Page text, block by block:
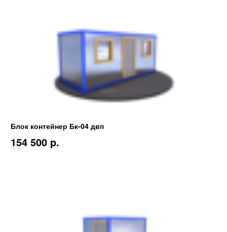
Блок контейнер Бк-04 двп
154 500 p.